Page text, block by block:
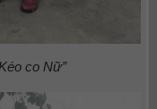
co Nữ”